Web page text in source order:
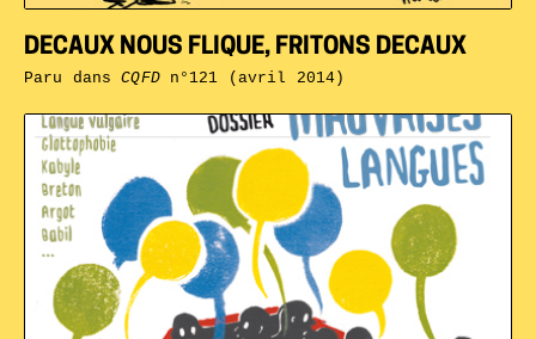
DECAUX NOUS FLIQUE, FRITONS DECAUX
Paru dansCQFDn°121 (avril 2014)